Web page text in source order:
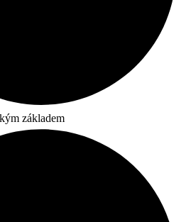
základem